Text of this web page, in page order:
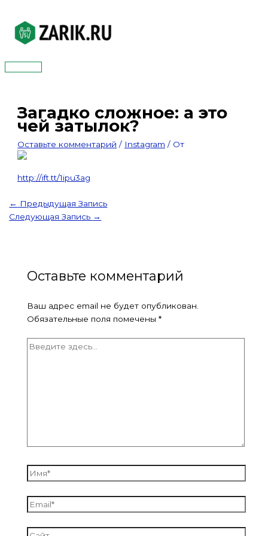
содержимому
Главное
Загадко сложное: а это
чей затылок?
Оставьте комментарий / Instagram / От
http://ift.tt/1ipu3ag
← Предыдущая Запись
Следующая Запись →
Оставьте комментарий
Ваш адрес email не будет опубликован.
Обязательные поля помечены *
Введите
Имя*
Email*
Сайт